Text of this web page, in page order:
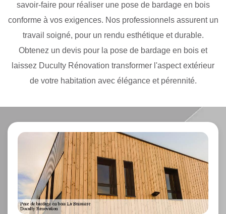
savoir-faire pour réaliser une pose de bardage en bois
conforme à vos exigences. Nos professionnels assurent un
travail soigné, pour un rendu esthétique et durable.
Obtenez un devis pour la pose de bardage en bois et
laissez Duculty Rénovation transformer l'aspect extérieur
de votre habitation avec élégance et pérennité.